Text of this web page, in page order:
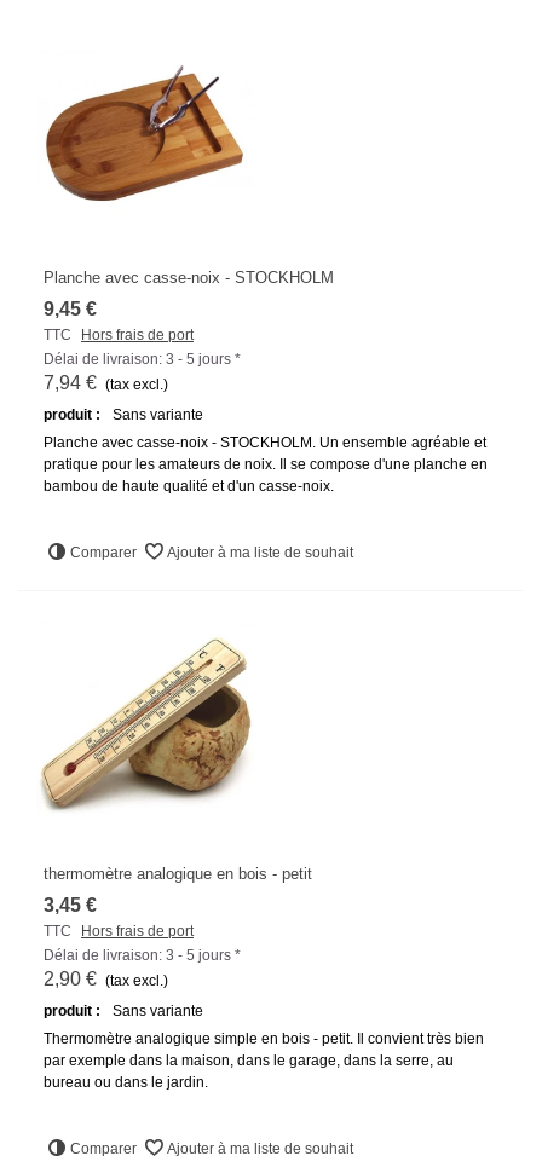
Planche avec casse-noix - STOCKHOLM
9,45 €
TTC
Hors frais de port
Délai de livraison: 3 - 5 jours *
7,94 € (tax excl.)
produit :
Sans variante
Planche avec casse-noix - STOCKHOLM. Un ensemble agréable et
pratique pour les amateurs de noix. Il se compose d'une planche en
bambou de haute qualité et d'un casse-noix.
Comparer Ajouter à ma liste de souhait
thermomètre analogique en bois - petit
3,45 €
TTC
Hors frais de port
Délai de livraison: 3 - 5 jours *
2,90 € (tax excl.)
produit :
Sans variante
Thermomètre analogique simple en bois - petit. Il convient très bien
par exemple dans la maison, dans le garage, dans la serre, au
bureau ou dans le jardin.
Comparer Ajouter à ma liste de souhait